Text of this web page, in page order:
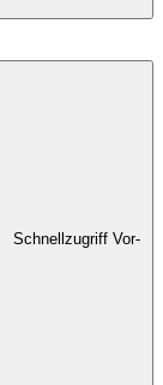
Schnellzugriff Vor-